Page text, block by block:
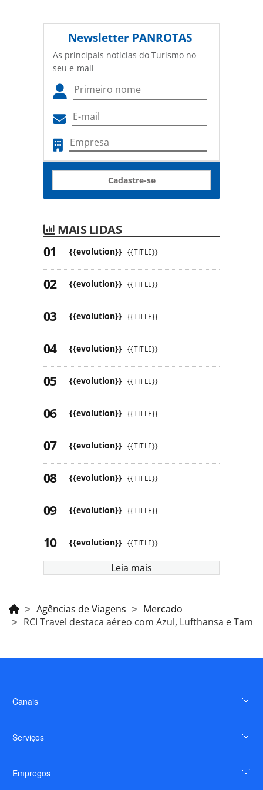
Newsletter PANROTAS
As principais notícias do Turismo no
seu e-mail
Cadastre-se
MAIS LIDAS
{{evolution}} {{TITLE}}
{{evolution}} {{TITLE}}
{{evolution}} {{TITLE}}
{{evolution}} {{TITLE}}
{{evolution}} {{TITLE}}
{{evolution}} {{TITLE}}
{{evolution}} {{TITLE}}
{{evolution}} {{TITLE}}
{{evolution}} {{TITLE}}
{{evolution}} {{TITLE}}
Leia mais
Agências de Viagens
Mercado
RCI Travel destaca aéreo com Azul, Lufthansa e Tam
Canais
Serviços
Empregos